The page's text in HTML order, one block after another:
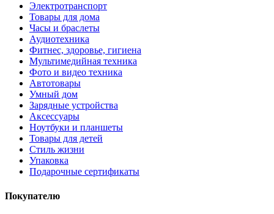
Электротранспорт
Товары для дома
Часы и браслеты
Аудиотехника
Фитнес, здоровье, гигиена
Мультимедийная техника
Фото и видео техника
Автотовары
Умный дом
Зарядные устройства
Аксессуары
Ноутбуки и планшеты
Товары для детей
Стиль жизни
Упаковка
Подарочные сертификаты
Покупателю